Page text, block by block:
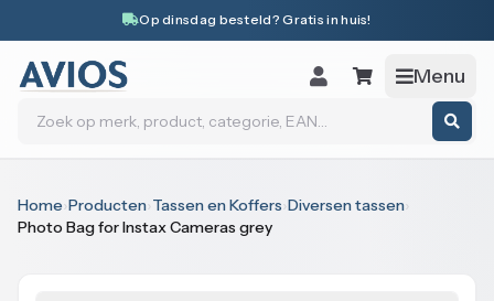
Op dinsdag besteld? Gratis in huis!
Menu
Zoeken
Home›Producten›Tassen en Koffers›Diversen tassen›
Photo Bag for Instax Cameras grey